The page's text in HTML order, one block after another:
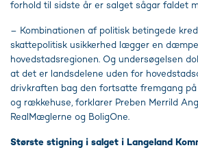
forhold til sidste år er salget sågar faldet
– Kombinationen af politisk betingede
skattepolitisk usikkerhed lægger en
hovedstadsregionen. Og undersøgelsen
at det er landsdelene uden for
drivkraften bag den fortsatte fremgang
og rækkehuse, forklarer Preben Merrild
RealMæglerne og BoligOne.
Største stigning i salget i Langeland